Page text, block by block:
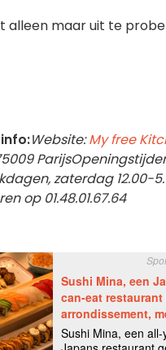
alleen maar uit te
Website:My free
Parijs
zaterdag 12.00-
op 01.48.01.67.64